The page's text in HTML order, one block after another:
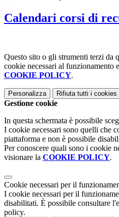
Calendari corsi di
Questo sito o gli strumenti terzi da
cookie necessari al
COOKIE POLICY.
Personalizza Rifiuta tutti i cookies
Gestione cookie
In questa schermata è possibile
I cookie necessari sono quelli che
piattaforma e non è possibile
Per conoscere quali sono i cookie
visionare la COOKIE POLICY.
Cookie necessari per il
I cookie necessari per il
disabilitati. È possibile consultare
policy.